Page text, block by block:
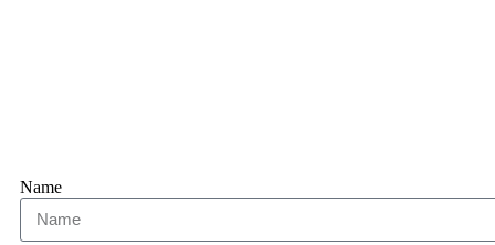
Name